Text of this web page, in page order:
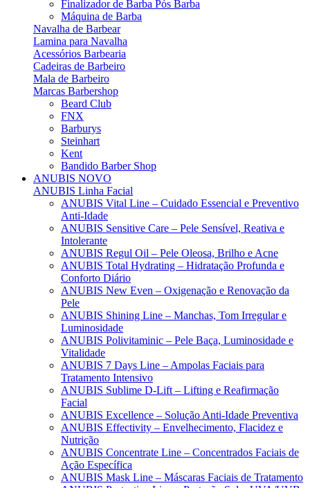
Finalizador de Barba Pós Barba
Máquina de Barba
Navalha de Barbear
Lamina para Navalha
Acessórios Barbearia
Cadeiras de Barbeiro
Mala de Barbeiro
Marcas Barbershop
Beard Club
FNX
Barburys
Steinhart
Kent
Bandido Barber Shop
ANUBIS NOVO
ANUBIS Linha Facial
ANUBIS Vital Line – Cuidado Essencial e Preventivo
Anti-Idade
ANUBIS Sensitive Care – Pele Sensível, Reativa e
Intolerante
ANUBIS Regul Oil – Pele Oleosa, Brilho e Acne
ANUBIS Total Hydrating – Hidratação Profunda e
Conforto Diário
ANUBIS New Even – Oxigenação e Renovação da
Pele
ANUBIS Shining Line – Manchas, Tom Irregular e
Luminosidade
ANUBIS Polivitaminic – Pele Baça, Luminosidade e
Vitalidade
ANUBIS 7 Days Line – Ampolas Faciais para
Tratamento Intensivo
ANUBIS Sublime D-Lift – Lifting e Reafirmação
Facial
ANUBIS Excellence – Solução Anti-Idade Preventiva
ANUBIS Effectivity – Envelhecimento, Flacidez e
Nutrição
ANUBIS Concentrate Line – Concentrados Faciais de
Ação Específica
ANUBIS Mask Line – Máscaras Faciais de Tratamento